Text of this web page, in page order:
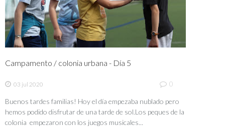
Campamento / colonia urbana - Día 5
03 jul 2020 0
Buenos tardes familias! Hoy el día empezaba nublado pero
hemos podido disfrutar de una tarde de sol.Los peques de la
colonia empezaron con los juegos musicales...